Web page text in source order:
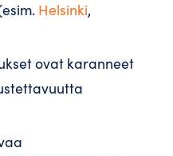
Helsinki,
ovat karanneet